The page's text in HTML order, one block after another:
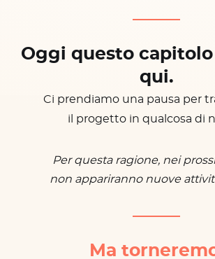
Oggi questo
qui.
Ci prendiamo una pausa per
il progetto in qualcosa di
Per questa ragione, nei
non appariranno nuove
Ma